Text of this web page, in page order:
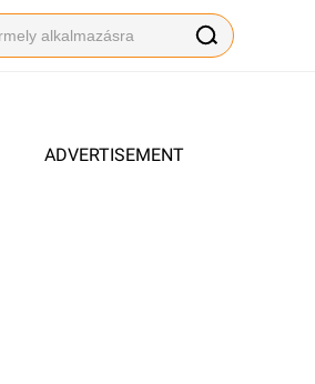
ADVERTISEMENT